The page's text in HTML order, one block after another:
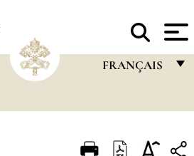
FRANÇAIS
ITALIANO